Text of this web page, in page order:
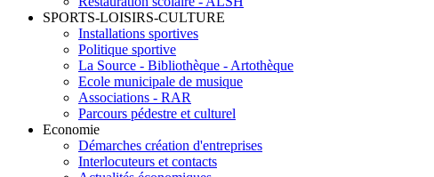
SPORTS-LOISIRS-CULTURE
Installations sportives
Politique sportive
La Source - Bibliothèque - Artothèque
Ecole municipale de musique
Associations - RAR
Parcours pédestre et culturel
Economie
Démarches création d'entreprises
Interlocuteurs et contacts